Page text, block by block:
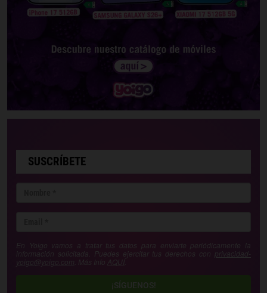
SUSCRÍBETE
En Yoigo vamos a tratar tus datos para enviarte periódicamente la
información solicitada. Puedes ejercitar tus derechos con privacidad-
yoigo@yoigo.com . Más Info AQUÍ
¡SÍGUENOS!